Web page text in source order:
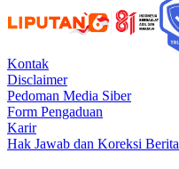
Kontak
Disclaimer
Pedoman Media Siber
Form Pengaduan
Karir
Hak Jawab dan Koreksi Berita